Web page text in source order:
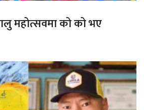
महोत्सवमा को को भए